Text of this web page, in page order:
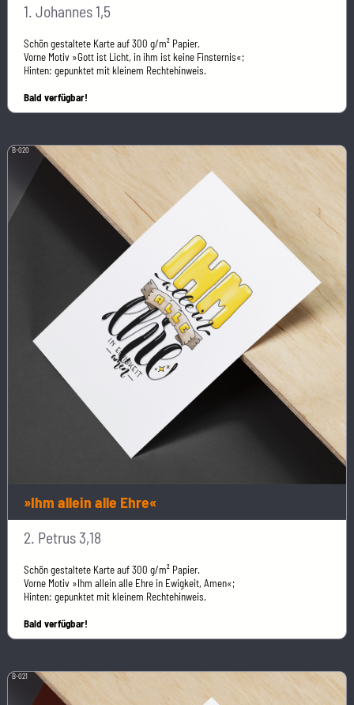
1. Johannes 1,5
Schön gestaltete Karte auf 300 g/m² Papier.
Vorne Motiv »Gott ist Licht, in ihm ist keine Finsternis«;
Hinten: gepunktet mit kleinem Rechtehinweis.
Bald verfügbar!
B-020
»Ihm allein alle Ehre«
2. Petrus 3,18
Schön gestaltete Karte auf 300 g/m² Papier.
Vorne Motiv »Ihm allein alle Ehre in Ewigkeit, Amen«;
Hinten: gepunktet mit kleinem Rechtehinweis.
Bald verfügbar!
B-021